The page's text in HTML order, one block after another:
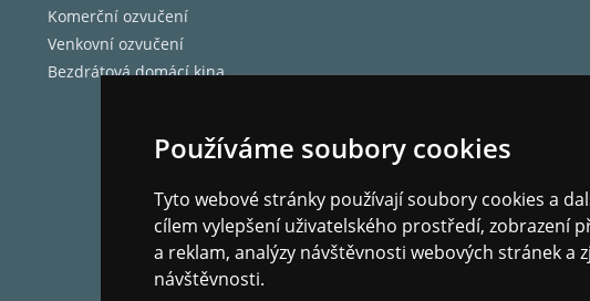
Používáme soubory cookies
Tyto webové stránky používají soubory cookies a
cílem vylepšení uživatelského prostředí, zobrazení
a reklam, analýzy návštěvnosti webových stránek a
návštěvnosti.
Komerční ozvučení
Venkovní ozvučení
Bezdrátová domácí kina